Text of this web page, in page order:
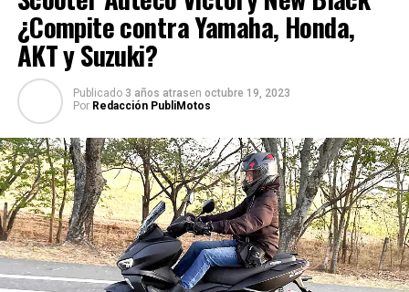
¿Compite contra Yamaha, Honda,
AKT y Suzuki?
Publicado 3 años atrasen octubre 19, 2023
Por Redacción PubliMotos